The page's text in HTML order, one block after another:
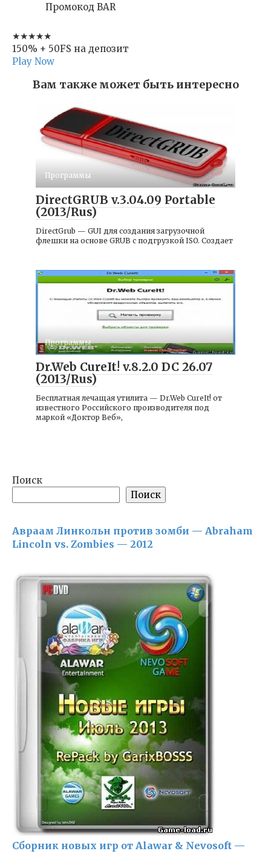
Промокод BAR
★★★★★
150% + 50FS на депозит
Play Now
Вам также может быть интересно
Программы
DirectGRUB v.3.04.09 Portable
(2013/Rus)
DirectGrub — GUI для создания загрузочной
флешки на основе GRUB с подгрузкой ISO. Создает
Программы
Dr.Web CureIt! v.8.2.0 DC 26.07
(2013/Rus)
Бесплатная лечащая утилита — Dr.Web CureIt! от
известного Российского производителя под
маркой «Доктор Веб»,
Поиск
Поиск
Авраам Линкольн против зомби — Abraham
Lincoln vs. Zombies — 2012
Сборник новых игр от Alawar & Nevosoft —